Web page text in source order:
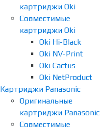
картриджи Oki
Совместимые
картриджи Oki
Oki Hi-Black
Oki NV-Print
Oki Cactus
Oki NetProduct
Картриджи Panasonic
Оригинальные
картриджи Panasonic
Совместимые